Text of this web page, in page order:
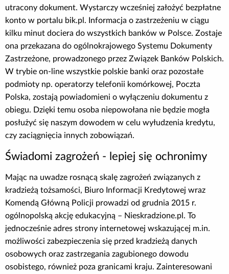
utracony dokument. Wystarczy wcześniej założyć bezpłatne
konto w portalu bik.pl. Informacja o zastrzeżeniu w ciągu
kilku minut dociera do wszystkich banków w Polsce. Zostaje
ona przekazana do ogólnokrajowego Systemu Dokumenty
Zastrzeżone, prowadzonego przez Związek Banków Polskich.
W trybie on-line wszystkie polskie banki oraz pozostałe
podmioty np. operatorzy telefonii komórkowej, Poczta
Polska, zostają powiadomieni o wyłączeniu dokumentu z
obiegu. Dzięki temu osoba niepowołana nie będzie mogła
posłużyć się naszym dowodem w celu wyłudzenia kredytu,
czy zaciągnięcia innych zobowiązań.
Świadomi zagrożeń - lepiej się ochronimy
Mając na uwadze rosnącą skalę zagrożeń związanych z
kradzieżą tożsamości, Biuro Informacji Kredytowej wraz
Komendą Główną Policji prowadzi od grudnia 2015 r.
ogólnopolską akcję edukacyjną – Nieskradzione.pl. To
jednocześnie adres strony internetowej wskazującej m.in.
możliwości zabezpieczenia się przed kradzieżą danych
osobowych oraz zastrzegania zagubionego dowodu
osobistego, również poza granicami kraju. Zainteresowani